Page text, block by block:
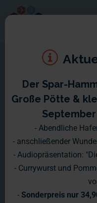
Der Spar-
Große Pötte &
- Abendliche
- anschließender
- Audiopräsentation:
- Currywurst und
- Sonderpreis nur